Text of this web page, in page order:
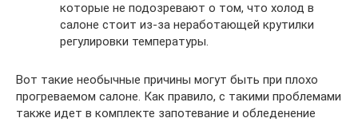
которые не подозревают о том, что холод в
салоне стоит из-за неработающей крутилки
регулировки температуры.
Вот такие необычные причины могут быть при плохо
прогреваемом салоне. Как правило, с такими проблемами
также идет в комплекте запотевание и обледенение